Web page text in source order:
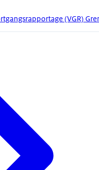
(VGR)